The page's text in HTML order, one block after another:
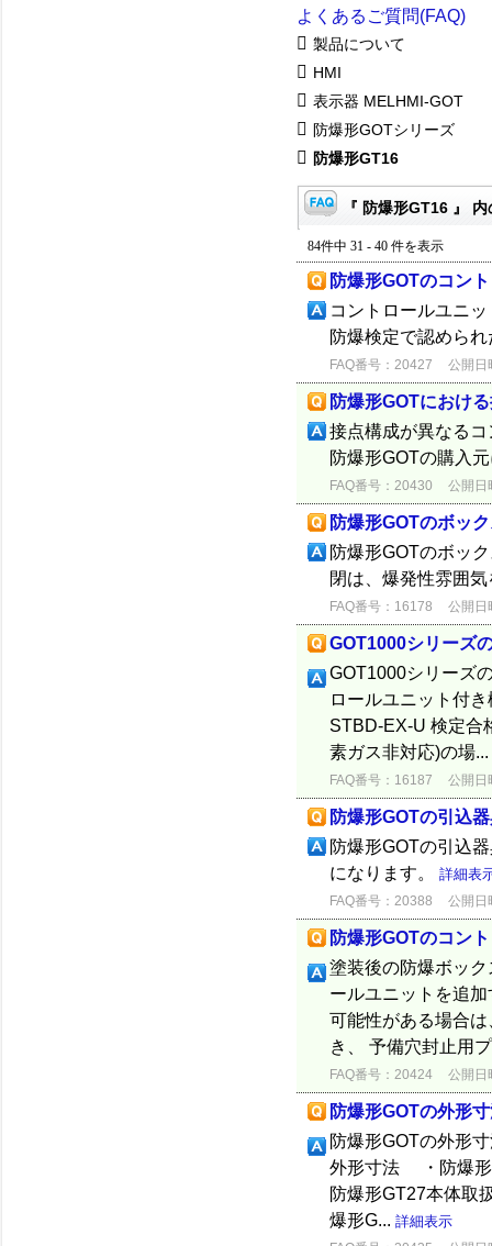
よくあるご質問(FAQ)
製品について
HMI
表示器 MELHMI-GOT
防爆形GOTシリーズ
防爆形GT16
『 防爆形GT16 』
84件中 31 - 40 件を表示
防爆形GOTのコン
コントロールユニ
防爆検定で認めら
FAQ番号：20427 公開日
防爆形GOTにおけ
接点構成が異なる
防爆形GOTの購入
FAQ番号：20430 公開日
防爆形GOTのボッ
防爆形GOTのボッ
閉は、爆発性雰囲
FAQ番号：16178 公開日
GOT1000シリーズ
GOT1000シリーズ
ロールユニット付
STBD-EX-U 検定合
素ガス非対応)の場...
FAQ番号：16187 公開日
防爆形GOTの引込
防爆形GOTの引込
になります。 詳細表
FAQ番号：20388 公開日
防爆形GOTのコン
塗装後の防爆ボッ
ールユニットを追
可能性がある場合
き、 予備穴封止用
FAQ番号：20424 公開日
防爆形GOTの外形
防爆形GOTの外形
外形寸法 ・防爆形
防爆形GT27本体取
爆形G... 詳細表示